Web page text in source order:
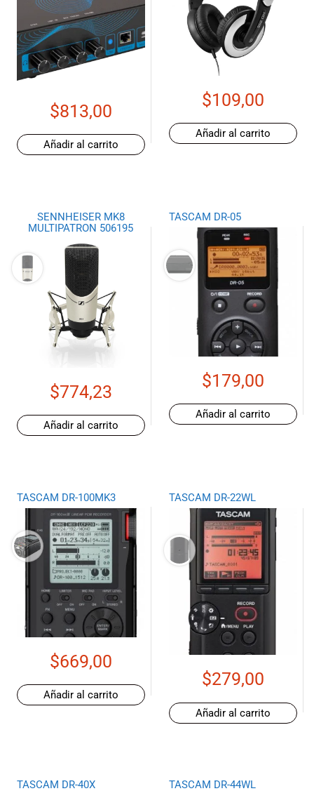
$813,00
Añadir al carrito
$109,00
Añadir al carrito
SENNHEISER MK8
MULTIPATRON 506195
$774,23
Añadir al carrito
TASCAM DR-05
$179,00
Añadir al carrito
TASCAM DR-100MK3
$669,00
Añadir al carrito
TASCAM DR-22WL
$279,00
Añadir al carrito
TASCAM DR-40X TASCAM DR-44WL